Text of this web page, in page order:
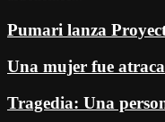
Pumari lanza
Una mujer fue
Tragedia: Una